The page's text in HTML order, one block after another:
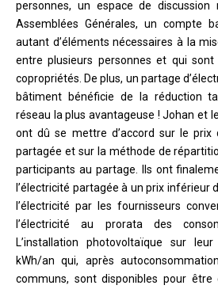
personnes, un espace de
Assemblées Générales, un compte
autant d’éléments nécessaires à la
entre plusieurs personnes et qui
copropriétés. De plus, un partage
bâtiment bénéficie de la réduction
réseau la plus avantageuse ! Johan et
ont dû se mettre d’accord sur le prix
partagée et sur la méthode de
participants au partage. Ils ont
l’électricité partagée à un prix inférieur
l’électricité par les fournisseurs
l’électricité au prorata des
L’installation photovoltaïque sur
kWh/an qui, après
communs, sont disponibles pour